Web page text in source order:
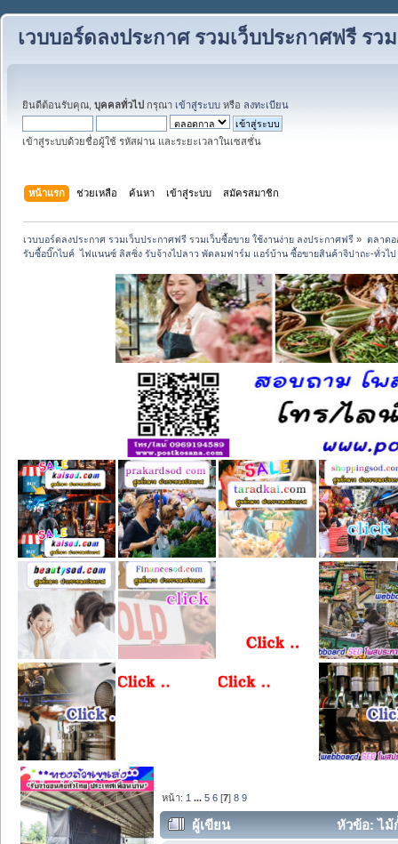
เวบบอร์ดลงประกาศ รวมเว็บประกาศฟรี รว
ยินดีต้อนรับคุณ, บุคคลทั่วไป กรุณา เข้าสู่ระบบ หรือ ลงทะเบียน
เข้าสู่ระบบด้วยชื่อผู้ใช้ รหัสผ่าน และระยะเวลาในเซสชั่น
หน้าแรก ช่วยเหลือ ค้นหา เข้าสู่ระบบ สมัครสมาชิก
เวบบอร์ดลงประกาศ รวมเว็บประกาศฟรี รวมเว็บซื้อขาย ใช้งานง่าย ลงประกาศฟรี » ตลาดอ
รับซื้อบิ๊กไบค์  ไฟแนนซ์ ลิสซิ่ง รับจ้างไปลาว พัดลมฟาร์ม แอร์บ้าน ซื้อขายสินค้าจิปาถะ-ทั่วไ
หน้า: 1 ...5 6 [7]8 9
ผู้เขียน
หัวข้อ: ไม้